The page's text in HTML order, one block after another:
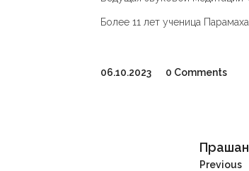
Более 11 лет ученица
06.10.2023 0 Comments
Previous